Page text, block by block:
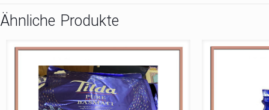
Ähnliche Produkte